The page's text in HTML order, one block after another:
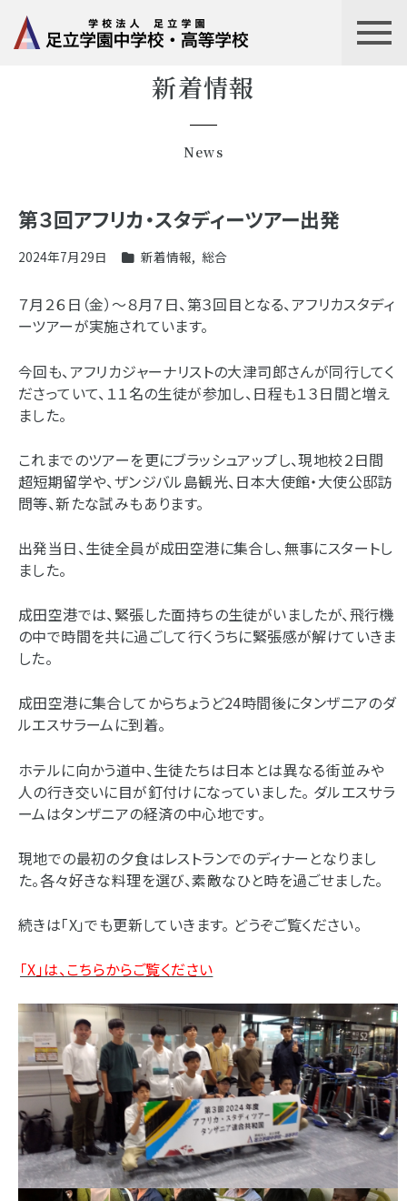
新着情報
News
第３回アフリカ・スタディーツアー出発
2024年7月29日 新着情報, 総合
７月２６日（金）～８月７日、第３回目となる、アフリカスタディ
ーツアーが実施されています。
今回も、アフリカジャーナリストの大津司郎さんが同行してく
ださっていて、１１名の生徒が参加し、日程も１３日間と増え
ました。
これまでのツアーを更にブラッシュアップし、現地校２日間
超短期留学や、ザンジバル島観光、日本大使館・大使公邸訪
問等、新たな試みもあります。
出発当日、生徒全員が成田空港に集合し、無事にスタートし
ました。
成田空港では、緊張した面持ちの生徒がいましたが、飛行機
の中で時間を共に過ごして行くうちに緊張感が解けていきま
した。
成田空港に集合してからちょうど24時間後にタンザニアのダ
ルエスサラームに到着。
ホテルに向かう道中、生徒たちは日本とは異なる街並みや
人の行き交いに目が釘付けになっていました。 ダルエスサラ
ームはタンザニアの経済の中心地です。
現地での最初の夕食はレストランでのディナーとなりまし
た。各々好きな料理を選び、素敵なひと時を過ごせました。
続きは「X」でも更新していきます。 どうぞご覧ください。
「X」は、こちらからご覧ください